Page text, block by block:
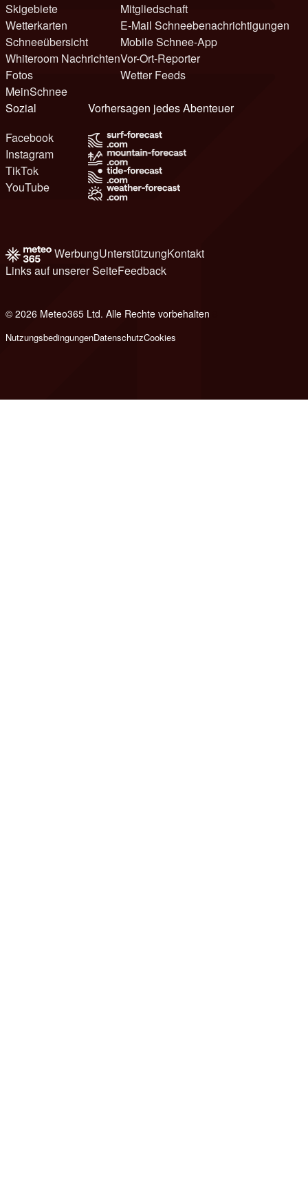
Skigebiete
Wetterkarten
Schneeübersicht
Whiteroom Nachrichten
Fotos
MeinSchnee
Mitgliedschaft
E-Mail Schneebenachrichtigungen
Mobile Schnee-App
Vor-Ort-Reporter
Wetter Feeds
Sozial
Facebook
Instagram
TikTok
YouTube
Vorhersagen jedes Abenteuer
WerbungUnterstützungKontakt
Links auf unserer SeiteFeedback
© 2026 Meteo365 Ltd. Alle Rechte vorbehalten
NutzungsbedingungenDatenschutzCookies